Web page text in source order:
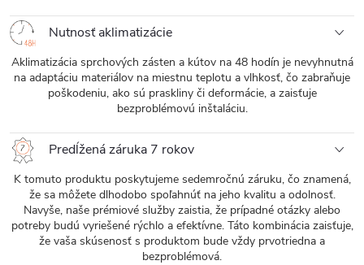
Nutnosť aklimatizácie
Aklimatizácia sprchových zásten a kútov na 48 hodín je nevyhnutná
na adaptáciu materiálov na miestnu teplotu a vlhkosť, čo zabraňuje
poškodeniu, ako sú praskliny či deformácie, a zaisťuje
bezproblémovú inštaláciu.
Predĺžená záruka 7 rokov
K tomuto produktu poskytujeme sedemročnú záruku, čo znamená,
že sa môžete dlhodobo spoľahnúť na jeho kvalitu a odolnosť.
Navyše, naše prémiové služby zaistia, že prípadné otázky alebo
potreby budú vyriešené rýchlo a efektívne. Táto kombinácia zaisťuje,
že vaša skúsenosť s produktom bude vždy prvotriedna a
bezproblémová.